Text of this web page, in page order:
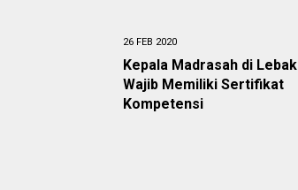
26 FEB 2020
Kepala Madrasah di Lebak
Wajib Memiliki Sertifikat
Kompetensi